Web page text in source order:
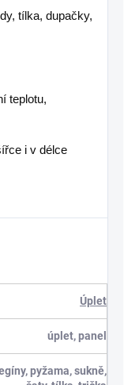
tílka, dupačky,
teplotu,
i v délce
Úplet
úplet, panel
pyžama, sukně,